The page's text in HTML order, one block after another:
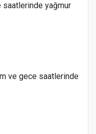
saatlerinde yağmur
ve gece saatlerinde